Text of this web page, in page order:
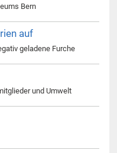
Bern
auf
geladene Furche
und Umwelt